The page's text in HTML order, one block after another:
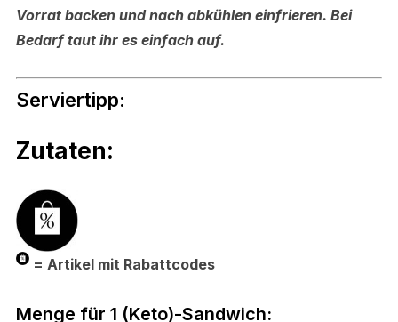
Vorrat backen und nach abkühlen einfrieren. Bei
Bedarf taut ihr es einfach auf.
Serviertipp:
Zutaten:
= Artikel mit Rabattcodes
Menge für 1 (Keto)-Sandwich: